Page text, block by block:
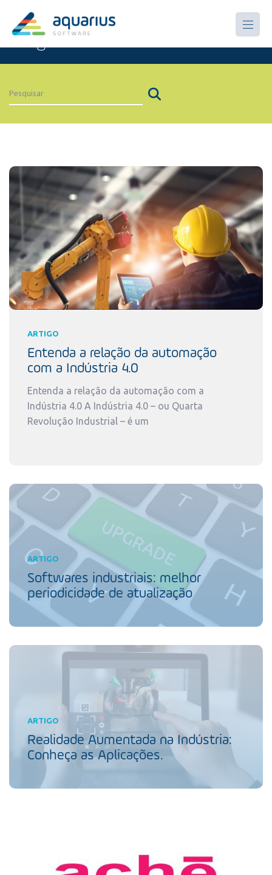
Artigos
ARTIGO
Entenda a relação da automação
com a Indústria 4.0
Entenda a relação da automação com a
Indústria 4.0 A Indústria 4.0 – ou Quarta
Revolução Industrial – é um
ARTIGO
Softwares industriais: melhor
periodicidade de atualização
ARTIGO
Realidade Aumentada na Indústria:
Conheça as Aplicações.